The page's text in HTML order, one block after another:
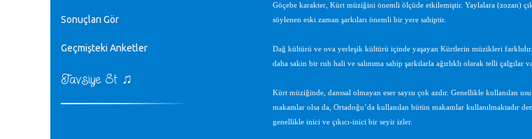
♪
Mavi Nota - 24.11.2022
♪
Biliyorum Cüneyt bey, yazımda da
Sonuçları Gör
Geçmişteki Anketler
Tavsiye Et ♫
Göçebe karakter, Kürt müziğini önemli ölçüde etkilemiştir. Yaylalara (zozan)
söylenen eski zaman şarkıları önemli bir yere sahiptir.
Dağ kültürü ve ova yerleşik kültürü içinde yaşayan Kürtlerin müzikleri
daha sakin bir ruh hali ve salınıma sahip şarkılarla ağırlıklı olarak telli çalgılar
Kürt müziğinde, danssal olmayan eser sayısı çok azdır. Genellikle kullanılan
makamlar olsa da, Ortadoğu’da kullanılan bütün makamlar kullanılmaktadır
genellikle inici ve çıkıcı-inici bir seyir izler.